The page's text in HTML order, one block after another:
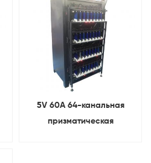
5V 60A 64-канальная
призматическая